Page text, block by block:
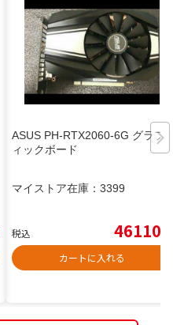
ASUS PH-RTX2060-6G グラフ
ィックボード
マイストア在庫： 3399
税込 46110
カートに入れる